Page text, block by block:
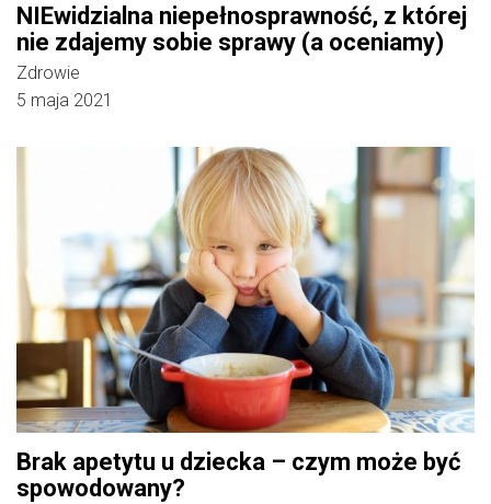
NIEwidzialna niepełnosprawność, z której
nie zdajemy sobie sprawy (a oceniamy)
Zdrowie
5 maja 2021
Brak apetytu u dziecka – czym może być
spowodowany?